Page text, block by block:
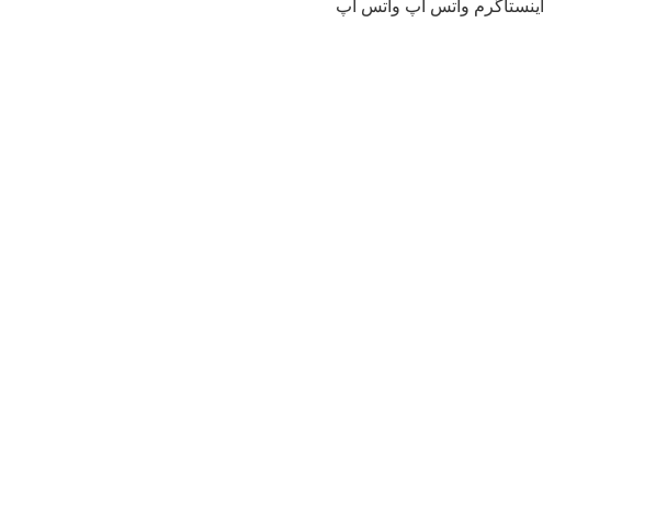
اینستاگرم واتس آپ واتس آپ